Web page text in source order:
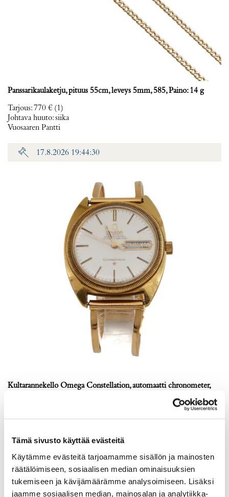
Tämä sivusto käyttää evästeitä
Käytämme evästeitä tarjoamamme sisällön ja mainosten
räätälöimiseen, sosiaalisen median ominaisuuksien
tukemiseen ja kävijämäärämme analysoimiseen. Lisäksi
jaamme sosiaalisen median, mainosalan ja analytiikka-
Panssarikaulaketju, pituus 55cm, leveys 5mm, 585, Paino: 14 g
Tarjous:770 € (1)
Johtava huuto:siika
Vuosaaren Pantti
17.8.2026 19:44:30
Kultarannekello Omega Constellation, automaatti chronometer,
Vuosaaren Pantti
17.8.2026 19:14:30